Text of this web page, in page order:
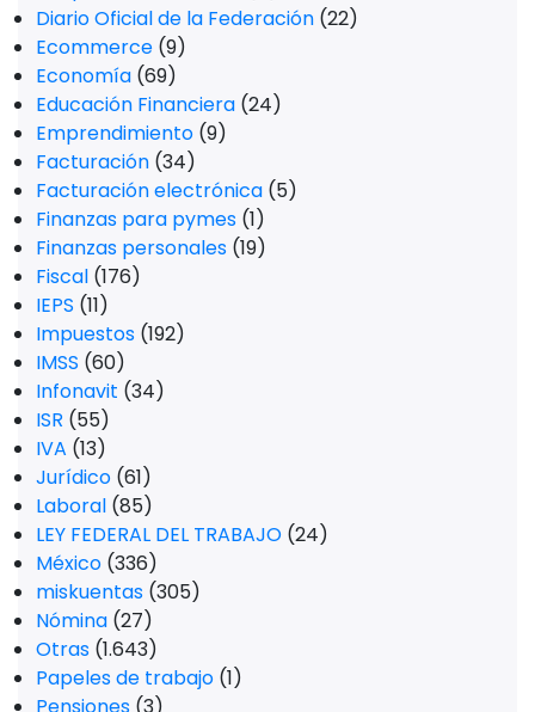
Diario Oficial de la Federación (22)
Ecommerce (9)
Economía (69)
Educación Financiera (24)
Emprendimiento (9)
Facturación (34)
Facturación electrónica (5)
Finanzas para pymes (1)
Finanzas personales (19)
Fiscal (176)
IEPS (11)
Impuestos (192)
IMSS (60)
Infonavit (34)
ISR (55)
IVA (13)
Jurídico (61)
Laboral (85)
LEY FEDERAL DEL TRABAJO (24)
México (336)
miskuentas (305)
Nómina (27)
Otras (1.643)
Papeles de trabajo (1)